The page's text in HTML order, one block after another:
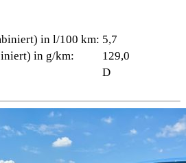
in l/100 km: 5,7
in g/km:
129,0
D